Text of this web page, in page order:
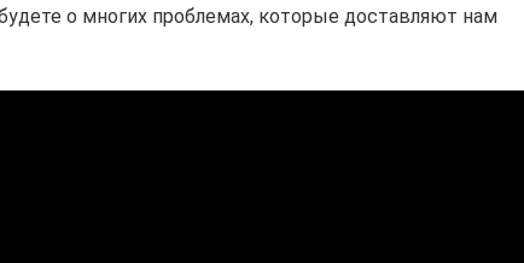
о многих проблемах, которые доставляют нам